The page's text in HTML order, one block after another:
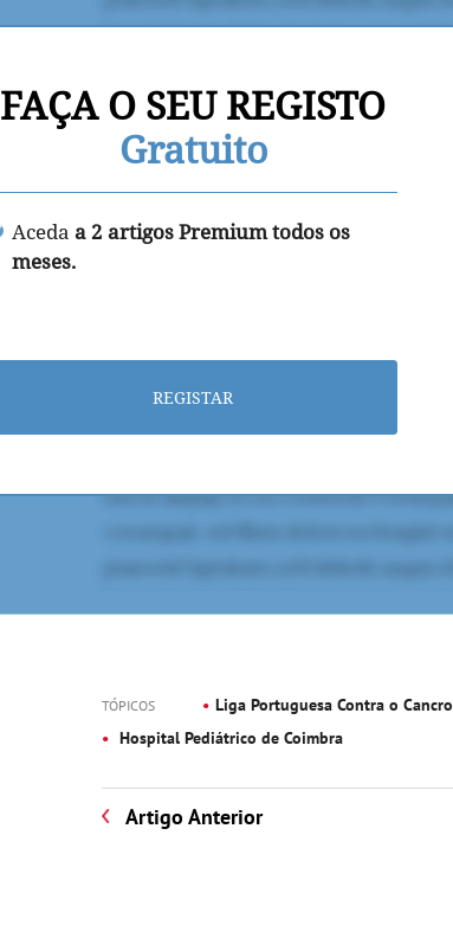
FAÇA O SEU REGISTO
Gratuito
Aceda a 2 artigos Premium todos os
meses.
REGISTAR
TÓPICOS Liga Portuguesa Contra o Cancro
Hospital Pediátrico de Coimbra
Artigo Anterior